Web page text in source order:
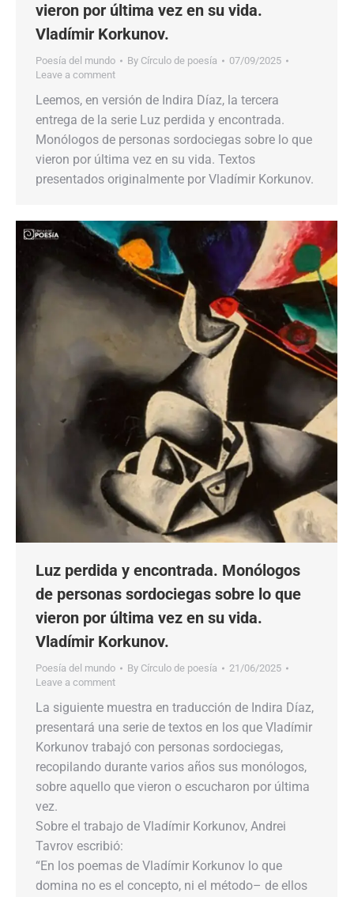
vieron por última vez en su vida.
Vladímir Korkunov.
Poesía del mundo By Círculo de poesía
07/09/2025
Leave a comment
Leemos, en versión de Indira Díaz, la tercera
entrega de la serie Luz perdida y encontrada.
Monólogos de personas sordociegas sobre lo que
vieron por última vez en su vida. Textos
presentados originalmente por Vladímir Korkunov.
Luz perdida y encontrada. Monólogos
de personas sordociegas sobre lo que
vieron por última vez en su vida.
Vladímir Korkunov.
Poesía del mundo By Círculo de poesía
21/06/2025
Leave a comment
La siguiente muestra en traducción de Indira Díaz,
presentará una serie de textos en los que Vladímir
Korkunov trabajó con personas sordociegas,
recopilando durante varios años sus monólogos,
sobre aquello que vieron o escucharon por última
vez.
Sobre el trabajo de Vladímir Korkunov, Andrei
Tavrov escribió:
“En los poemas de Vladímir Korkunov lo que
domina no es el concepto, ni el método– de ellos